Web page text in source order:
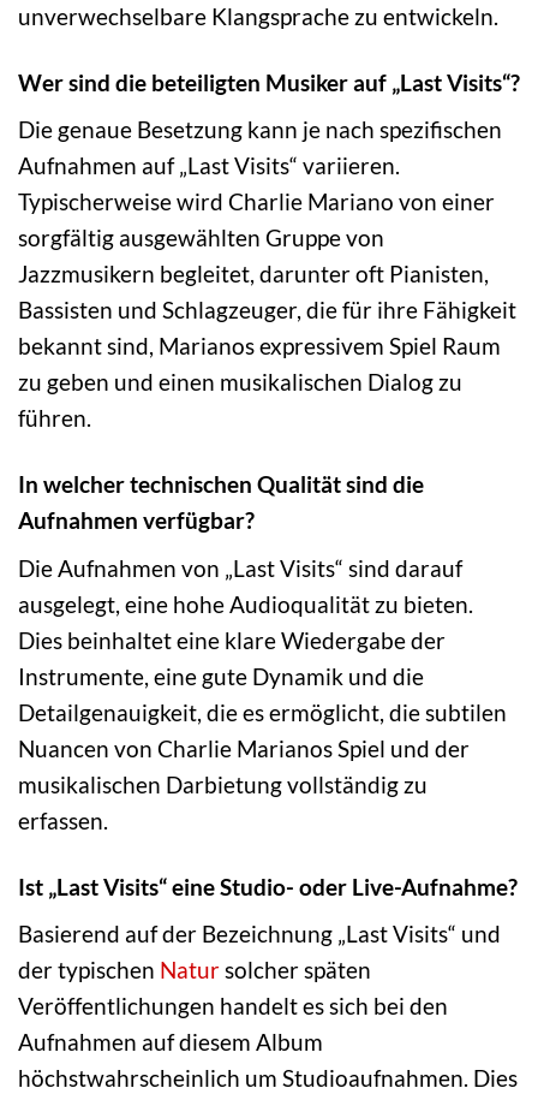
unverwechselbare Klangsprache zu entwickeln.
Wer sind die beteiligten Musiker auf „Last Visits“?
Die genaue Besetzung kann je nach spezifischen
Aufnahmen auf „Last Visits“ variieren.
Typischerweise wird Charlie Mariano von einer
sorgfältig ausgewählten Gruppe von
Jazzmusikern begleitet, darunter oft Pianisten,
Bassisten und Schlagzeuger, die für ihre Fähigkeit
bekannt sind, Marianos expressivem Spiel Raum
zu geben und einen musikalischen Dialog zu
führen.
In welcher technischen Qualität sind die
Aufnahmen verfügbar?
Die Aufnahmen von „Last Visits“ sind darauf
ausgelegt, eine hohe Audioqualität zu bieten.
Dies beinhaltet eine klare Wiedergabe der
Instrumente, eine gute Dynamik und die
Detailgenauigkeit, die es ermöglicht, die subtilen
Nuancen von Charlie Marianos Spiel und der
musikalischen Darbietung vollständig zu
erfassen.
Ist „Last Visits“ eine Studio- oder Live-Aufnahme?
Basierend auf der Bezeichnung „Last Visits“ und
der typischen Natursolcher späten
Veröffentlichungen handelt es sich bei den
Aufnahmen auf diesem Album
höchstwahrscheinlich um Studioaufnahmen. Dies